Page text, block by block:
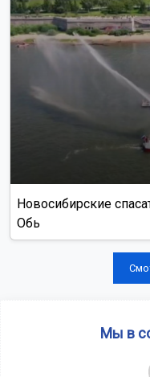
Новосибирские
Обь
Мы в